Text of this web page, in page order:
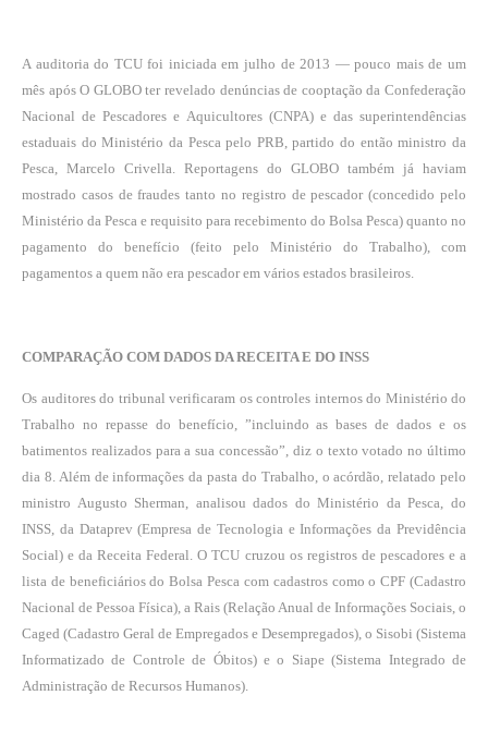
A auditoria do TCU foi iniciada em julho de 2013 — pouco mais de um
mês após O GLOBO ter revelado denúncias de cooptação da Confederação
Nacional de Pescadores e Aquicultores (CNPA) e das superintendências
estaduais do Ministério da Pesca pelo PRB, partido do então ministro da
Pesca, Marcelo Crivella. Reportagens do GLOBO também já haviam
mostrado casos de fraudes tanto no registro de pescador (concedido pelo
Ministério da Pesca e requisito para recebimento do Bolsa Pesca) quanto no
pagamento do benefício (feito pelo Ministério do Trabalho), com
pagamentos a quem não era pescador em vários estados brasileiros.
COMPARAÇÃO COM DADOS DA RECEITA E DO INSS
Os auditores do tribunal verificaram os controles internos do Ministério do
Trabalho no repasse do benefício, ”incluindo as bases de dados e os
batimentos realizados para a sua concessão”, diz o texto votado no último
dia 8. Além de informações da pasta do Trabalho, o acórdão, relatado pelo
ministro Augusto Sherman, analisou dados do Ministério da Pesca, do
INSS, da Dataprev (Empresa de Tecnologia e Informações da Previdência
Social) e da Receita Federal. O TCU cruzou os registros de pescadores e a
lista de beneficiários do Bolsa Pesca com cadastros como o CPF (Cadastro
Nacional de Pessoa Física), a Rais (Relação Anual de Informações Sociais, o
Caged (Cadastro Geral de Empregados e Desempregados), o Sisobi (Sistema
Informatizado de Controle de Óbitos) e o Siape (Sistema Integrado de
Administração de Recursos Humanos).